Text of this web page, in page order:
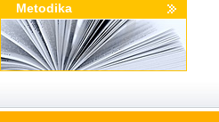
Metodika